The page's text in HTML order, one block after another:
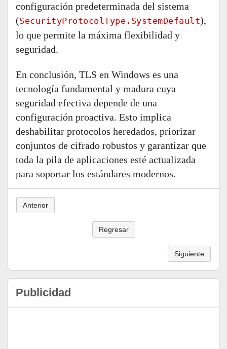
configuración predeterminada del sistema
(SecurityProtocolType.SystemDefault),
lo que permite la máxima flexibilidad y
seguridad.
En conclusión, TLS en Windows es una
tecnología fundamental y madura cuya
seguridad efectiva depende de una
configuración proactiva. Esto implica
deshabilitar protocolos heredados, priorizar
conjuntos de cifrado robustos y garantizar que
toda la pila de aplicaciones esté actualizada
para soportar los estándares modernos.
Anterior
Regresar
Siguiente
Publicidad